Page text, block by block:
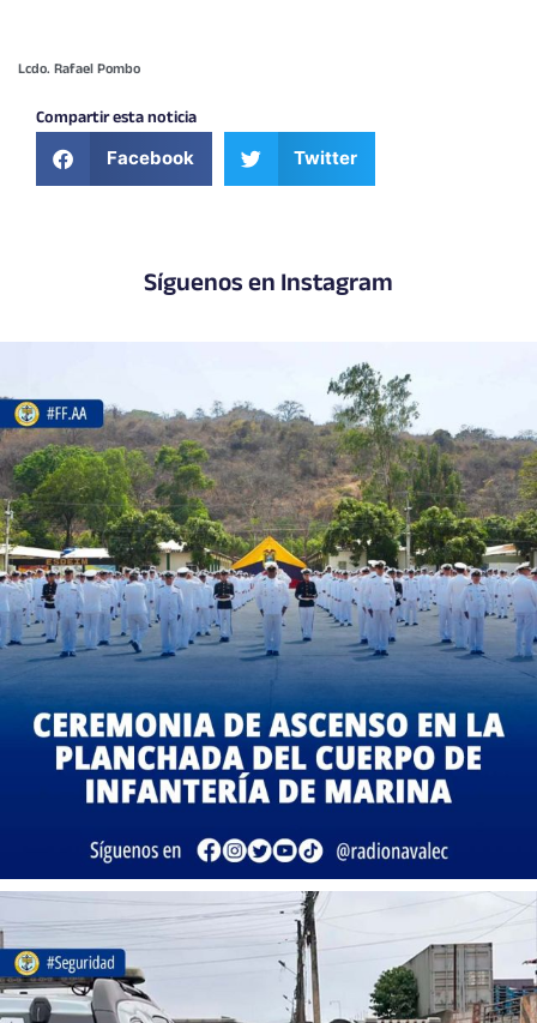
Lcdo. Rafael Pombo
Compartir esta noticia
Facebook Twitter
Síguenos en Instagram